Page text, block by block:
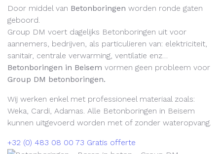
Door middel van Betonboringen worden ronde gaten
geboord.
Group DM voert dagelijks Betonboringen uit voor
aannemers, bedrijven, als particulieren van: elektriciteit,
sanitair, centrale verwarming, ventilatie enz…
Betonboringen in Beisem vormen geen probleem voor
Group DM betonboringen.
Wij werken enkel met professioneel materiaal zoals:
Weka, Cardi, Adamas. Alle Betonboringen in Beisem
kunnen uitgevoerd worden met of zonder wateropvang.
+32 (0) 483 08 00 73 Gratis offerte